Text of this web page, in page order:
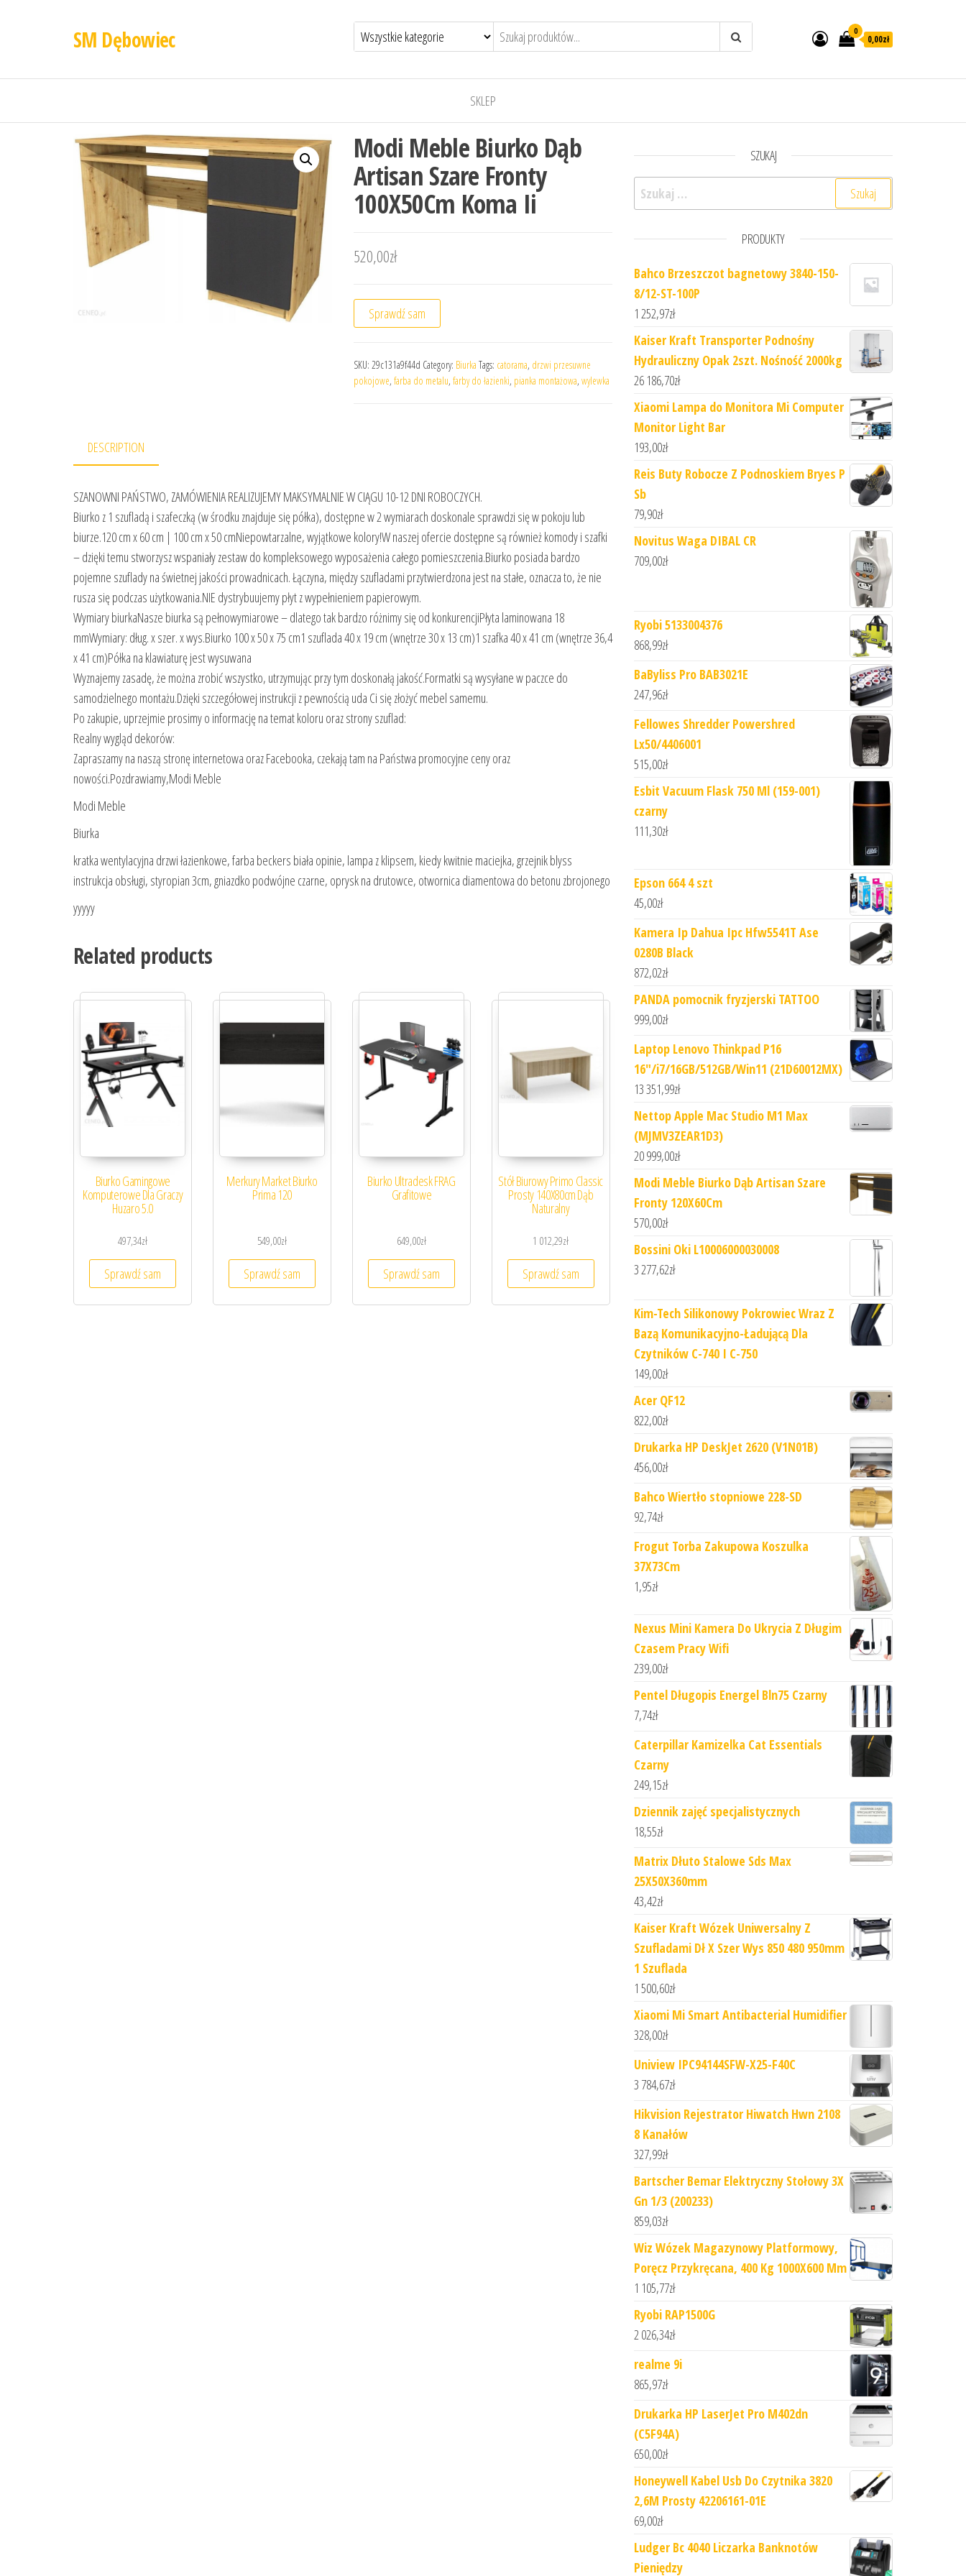
SM Dębowiec 0
0,00zł
SKLEP
Modi Meble Biurko Dąb
Artisan Szare Fronty
100X50Cm Koma Ii
520,00zł
Sprawdź sam
SKU: 29c131a9f44d Category: Biurka Tags: catorama, drzwi przesuwne
pokojowe, farba do metalu, farby do łazienki, pianka montażowa, wylewka
DESCRIPTION
SZANOWNI PAŃSTWO, ZAMÓWIENIA REALIZUJEMY MAKSYMALNIE W CIĄGU 10-12 DNI ROBOCZYCH.
Biurko z 1 szufladą i szafeczką (w środku znajduje się półka), dostępne w 2 wymiarach doskonale sprawdzi się w pokoju lub
biurze.120 cm x 60 cm | 100 cm x 50 cmNiepowtarzalne, wyjątkowe kolory!W naszej ofercie dostępne są również komody i szafki
– dzięki temu stworzysz wspaniały zestaw do kompleksowego wyposażenia całego pomieszczenia.Biurko posiada bardzo
pojemne szuflady na świetnej jakości prowadnicach. Łączyna, między szufladami przytwierdzona jest na stałe, oznacza to, że nie
rusza się podczas użytkowania.NIE dystrybuujemy płyt z wypełnieniem papierowym.
Wymiary biurkaNasze biurka są pełnowymiarowe – dlatego tak bardzo różnimy się od konkurencjiPłyta laminowana 18
mmWymiary: dług. x szer. x wys.Biurko 100 x 50 x 75 cm1 szuflada 40 x 19 cm (wnętrze 30 x 13 cm)1 szafka 40 x 41 cm (wnętrze 36,4
x 41 cm)Półka na klawiaturę jest wysuwana
Wyznajemy zasadę, że można zrobić wszystko, utrzymując przy tym doskonałą jakość.Formatki są wysyłane w paczce do
samodzielnego montażu.Dzięki szczegółowej instrukcji z pewnością uda Ci się złożyć mebel samemu.
Po zakupie, uprzejmie prosimy o informację na temat koloru oraz strony szuflad:
Realny wygląd dekorów:
Zapraszamy na naszą stronę internetowa oraz Facebooka, czekają tam na Państwa promocyjne ceny oraz
nowości.Pozdrawiamy,Modi Meble
Modi Meble
Biurka
kratka wentylacyjna drzwi łazienkowe, farba beckers biała opinie, lampa z klipsem, kiedy kwitnie maciejka, grzejnik blyss
instrukcja obsługi, styropian 3cm, gniazdko podwójne czarne, oprysk na drutowce, otwornica diamentowa do betonu zbrojonego
yyyyy
Related products
Biurko Gamingowe
Komputerowe Dla Graczy
Huzaro 5.0
497,34zł
Sprawdź sam
Merkury Market Biurko
Prima 120
549,00zł
Sprawdź sam
Biurko Ultradesk FRAG
Grafitowe
649,00zł
Sprawdź sam
Stół Biurowy Primo Classic
Prosty 140X80cm Dąb
Naturalny
1 012,29zł
Sprawdź sam
SZUKAJ
Szukaj:
PRODUKTY
Bahco Brzeszczot bagnetowy 3840-150-
8/12-ST-100P
1 252,97zł
Kaiser Kraft Transporter Podnośny
Hydrauliczny Opak 2szt. Nośność 2000kg
26 186,70zł
Xiaomi Lampa do Monitora Mi Computer
Monitor Light Bar
193,00zł
Reis Buty Robocze Z Podnoskiem Bryes P
Sb
79,90zł
Novitus Waga DIBAL CR
709,00zł
Ryobi 5133004376
868,99zł
BaByliss Pro BAB3021E
247,96zł
Fellowes Shredder Powershred
Lx50/4406001
515,00zł
Esbit Vacuum Flask 750 Ml (159-001)
czarny
111,30zł
Epson 664 4 szt
45,00zł
Kamera Ip Dahua Ipc Hfw5541T Ase
0280B Black
872,02zł
PANDA pomocnik fryzjerski TATTOO
999,00zł
Laptop Lenovo Thinkpad P16
16"/i7/16GB/512GB/Win11 (21D60012MX)
13 351,99zł
Nettop Apple Mac Studio M1 Max
(MJMV3ZEAR1D3)
20 999,00zł
Modi Meble Biurko Dąb Artisan Szare
Fronty 120X60Cm
570,00zł
Bossini Oki L10006000030008
3 277,62zł
Kim-Tech Silikonowy Pokrowiec Wraz Z
Bazą Komunikacyjno-Ładującą Dla
Czytników C-740 I C-750
149,00zł
Acer QF12
822,00zł
Drukarka HP DeskJet 2620 (V1N01B)
456,00zł
Bahco Wiertło stopniowe 228-SD
92,74zł
Frogut Torba Zakupowa Koszulka
37X73Cm
1,95zł
Nexus Mini Kamera Do Ukrycia Z Długim
Czasem Pracy Wifi
239,00zł
Pentel Długopis Energel Bln75 Czarny
7,74zł
Caterpillar Kamizelka Cat Essentials
Czarny
249,15zł
Dziennik zajęć specjalistycznych
18,55zł
Matrix Dłuto Stalowe Sds Max
25X50X360mm
43,42zł
Kaiser Kraft Wózek Uniwersalny Z
Szufladami Dł X Szer Wys 850 480 950mm
1 Szuflada
1 500,60zł
Xiaomi Mi Smart Antibacterial Humidifier
328,00zł
Uniview IPC94144SFW-X25-F40C
3 784,67zł
Hikvision Rejestrator Hiwatch Hwn 2108
8 Kanałów
327,99zł
Bartscher Bemar Elektryczny Stołowy 3X
Gn 1/3 (200233)
859,03zł
Wiz Wózek Magazynowy Platformowy,
Poręcz Przykręcana, 400 Kg 1000X600 Mm
1 105,77zł
Ryobi RAP1500G
2 026,34zł
realme 9i
865,97zł
Drukarka HP LaserJet Pro M402dn
(C5F94A)
650,00zł
Honeywell Kabel Usb Do Czytnika 3820
2,6M Prosty 42206161-01E
69,00zł
Ludger Bc 4040 Liczarka Banknotów
Pieniędzy